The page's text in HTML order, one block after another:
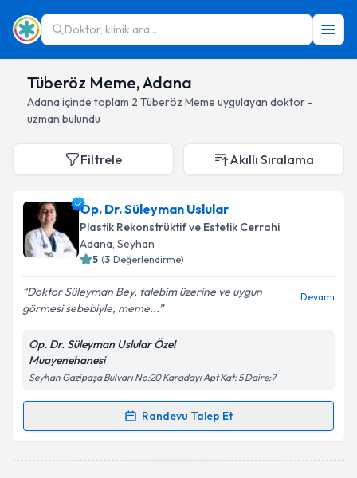
Doktor, klinik ara...
Tüberöz Meme, Adana
Adana içinde toplam 2 Tüberöz Meme uygulayan doktor -
uzman bulundu
Filtrele Akıllı Sıralama
Op. Dr. Süleyman Uslular
Plastik Rekonstrüktif ve Estetik Cerrahi
Adana, Seyhan
5 (3 Değerlendirme)
Doktor Süleyman Bey, talebim üzerine ve uygun
görmesi sebebiyle, meme...
Devamı
Op. Dr. Süleyman Uslular Özel
Muayenehanesi
Seyhan Gazipaşa Bulvarı No:20 Karadayı Apt Kat: 5 Daire:7
Randevu Talep Et
Randevu Takvimi Talebi